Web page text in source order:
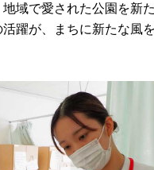
域で愛された公園を新
躍が、まちに新たな風